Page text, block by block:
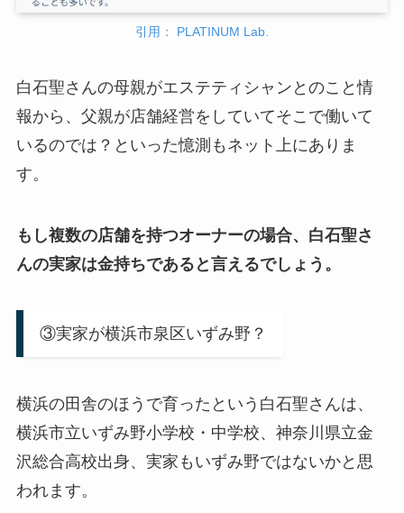
引用： PLATINUM Lab.
白石聖さんの母親がエステティシャンとのこと情
報から、父親が店舗経営をしていてそこで働いて
いるのでは？といった憶測もネット上にありま
す。
もし複数の店舗を持つオーナーの場合、白石聖さ
んの実家は金持ちであると言えるでしょう。
③実家が横浜市泉区いずみ野？
横浜の田舎のほうで育ったという白石聖さんは、
横浜市立いずみ野小学校・中学校、神奈川県立金
沢総合高校出身、実家もいずみ野ではないかと思
われます。